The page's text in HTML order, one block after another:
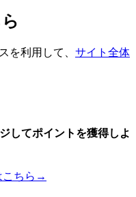
を利用して、 サイト全体
してポイントを獲得しよ
こちら→